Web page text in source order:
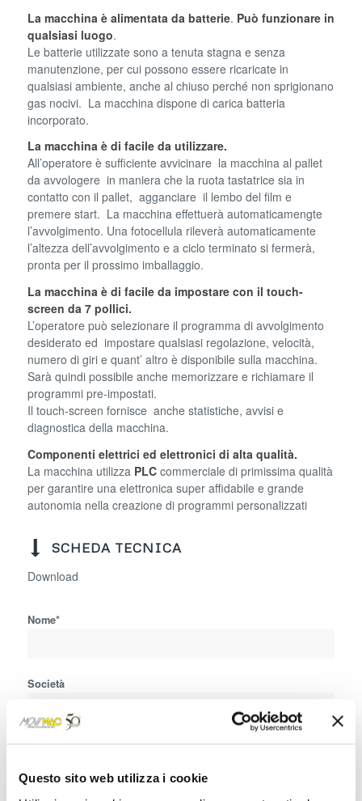
Questo sito web utilizza i cookie
La macchina è alimentata da batterie. Può funzionare in
qualsiasi luogo.
Le batterie utilizzate sono a tenuta stagna e senza
manutenzione, per cui possono essere ricaricate in
qualsiasi ambiente, anche al chiuso perché non sprigionano
gas nocivi. La macchina dispone di carica batteria
incorporato.
La macchina è di facile da utilizzare.
All’operatore è sufficiente avvicinare la macchina al pallet
da avvologere in maniera che la ruota tastatrice sia in
contatto con il pallet, agganciare il lembo del film e
premere start. La macchina effettuerà automaticamengte
l’avvolgimento. Una fotocellula rileverà automaticamente
l’altezza dell’avvolgimento e a ciclo terminato si fermerà,
pronta per il prossimo imballaggio.
La macchina è di facile da impostare con il touch-
screen da 7 pollici.
L’operatore può selezionare il programma di avvolgimento
desiderato ed impostare qualsiasi regolazione, velocità,
numero di giri e quant’ altro è disponibile sulla macchina.
Sarà quindi possibile anche memorizzare e richiamare il
programmi pre-impostati.
Il touch-screen fornisce anche statistiche, avvisi e
diagnostica della macchina.
Componenti elettrici ed elettronici di alta qualità.
La macchina utilizza PLCcommerciale di primissima qualità
per garantire una elettronica super affidabile e grande
autonomia nella creazione di programmi personalizzati
SCHEDA TECNICA
Download
Nome*
Società
Telefono (includere +39)*